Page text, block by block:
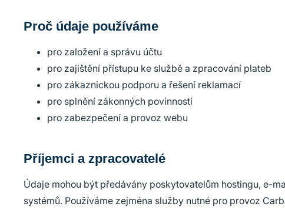
Proč údaje používáme
pro založení a správu účtu
pro zajištění přístupu ke službě a zpracování plateb
pro zákaznickou podporu a řešení reklamací
pro splnění zákonných povinností
pro zabezpečení a provoz webu
Příjemci a zpracovatelé
Údaje mohou být předávány poskytovatelům hostingu, e-
systémů. Používáme zejména služby nutné pro provoz